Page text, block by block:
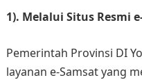
1). Melalui Situs Resmi
Pemerintah Provinsi DI
layanan e-Samsat yang